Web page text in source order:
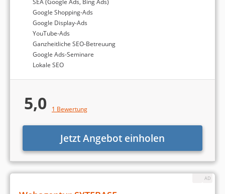
SEA (Google Ads, Bing Ads)
Google Shopping-Ads
Google Display-Ads
YouTube-Ads
Ganzheitliche SEO-Betreuung
Google Ads-Seminare
Lokale SEO
5,0 1 Bewertung
Jetzt Angebot einholen